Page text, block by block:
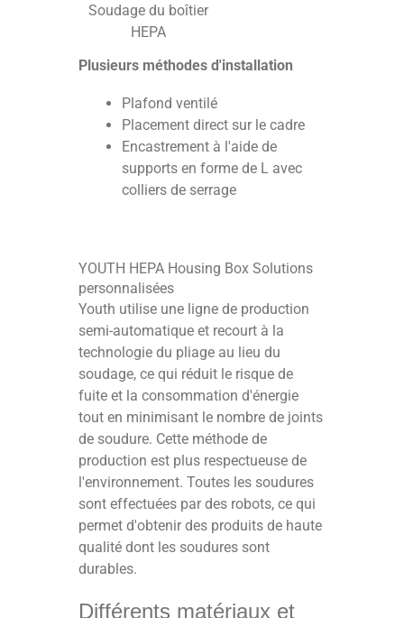
Soudage du boîtier
HEPA
Plusieurs méthodes d'installation
Plafond ventilé
Placement direct sur le cadre
Encastrement à l'aide de
supports en forme de L avec
colliers de serrage
YOUTH HEPA Housing Box Solutions
personnalisées
Youth utilise une ligne de production
semi-automatique et recourt à la
technologie du pliage au lieu du
soudage, ce qui réduit le risque de
fuite et la consommation d'énergie
tout en minimisant le nombre de joints
de soudure. Cette méthode de
production est plus respectueuse de
l'environnement. Toutes les soudures
sont effectuées par des robots, ce qui
permet d'obtenir des produits de haute
qualité dont les soudures sont
durables.
Différents matériaux et